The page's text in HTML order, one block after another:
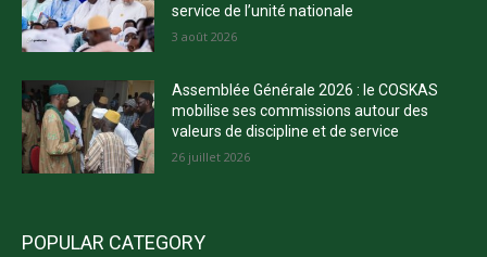
service de l’unité nationale
3 août 2026
Assemblée Générale 2026 : le COSKAS
mobilise ses commissions autour des
valeurs de discipline et de service
26 juillet 2026
POPULAR CATEGORY